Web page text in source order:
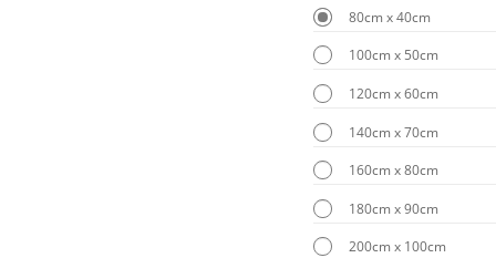
80cm x 40cm
100cm x 50cm
120cm x 60cm
140cm x 70cm
160cm x 80cm
180cm x 90cm
200cm x 100cm